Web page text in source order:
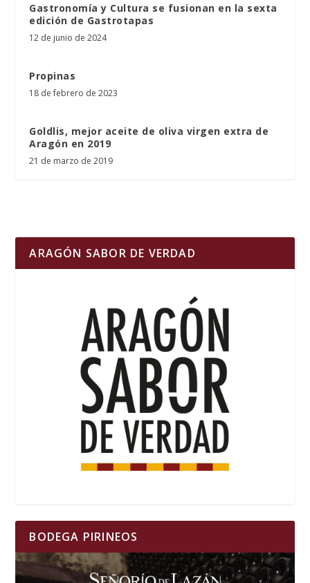
Gastronomía y Cultura se fusionan en la sexta
edición de Gastrotapas
12 de junio de 2024
Propinas
18 de febrero de 2023
Goldlis, mejor aceite de oliva virgen extra de
Aragón en 2019
21 de marzo de 2019
ARAGÓN SABOR DE VERDAD
BODEGA PIRINEOS